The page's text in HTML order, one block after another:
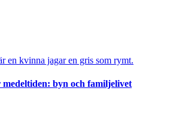
byn och familjelivet